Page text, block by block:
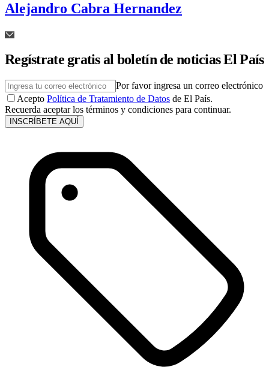
Alejandro Cabra Hernandez
Regístrate gratis al boletín de noticias El País
Por favor ingresa un correo electrónico
Acepto Política de Tratamiento de Datos de El País.
Recuerda aceptar los términos y condiciones para continuar.
INSCRÍBETE AQUÍ